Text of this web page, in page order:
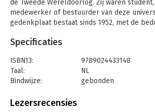
de Tweede Wereldoorlog. Zij waren
medewerker of bestuurder van deze
gedenkplaat bestaat sinds 1952, met de
boek gaat een stap verder, door het leven
gevallenen voor de lezer weer tot leven
Naast de biografieën wordt de geschiedenis
groepsportret van de gevallenen geboden.
Specificaties
ISBN13:
9789024433148
Taal:
NL
Bindwijze:
gebonden
Uitgever:
Lezersrecensies